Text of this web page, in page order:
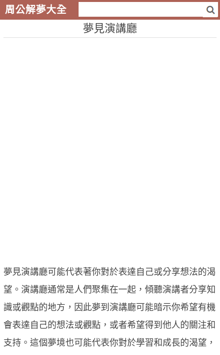
周公解夢大全
夢見演講廳
夢見演講廳可能代表著你對於表達自己或分享想法的渴
望。演講廳通常是人們聚集在一起，傾聽演講者分享知
識或觀點的地方，因此夢到演講廳可能暗示你希望有機
會表達自己的想法或觀點，或者希望得到他人的關注和
支持。這個夢境也可能代表你對於學習和成長的渴望，